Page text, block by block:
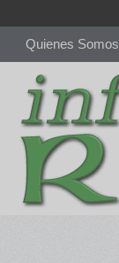
Quienes Somos
richardmillereplica